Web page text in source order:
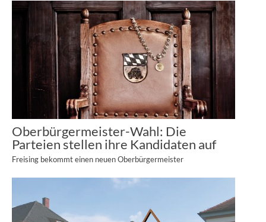
Oberbürgermeister-Wahl: Die
Parteien stellen ihre Kandidaten auf
Freising bekommt einen neuen Oberbürgermeister